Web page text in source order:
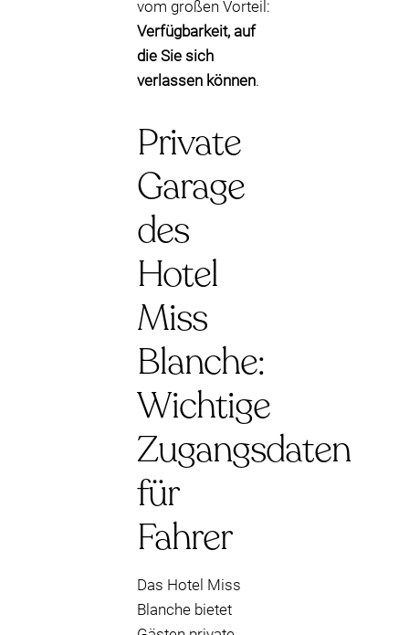
vom großen Vorteil:
Verfügbarkeit, auf
die Sie sich
verlassen können.
Private
Garage
des
Hotel
Miss
Blanche:
Wichtige
Zugangsdaten
für
Fahrer
Das Hotel Miss
Blanche bietet